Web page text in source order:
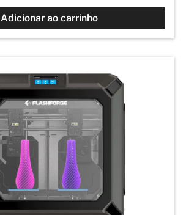
Adicionar ao carrinho